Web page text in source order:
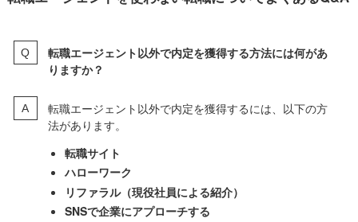
キング【独自調査で厳選】 | 在宅ワーク・内
職の求人・アルバイト…
転職エージェント以外で内定を獲得する方法には何があ
りますか？